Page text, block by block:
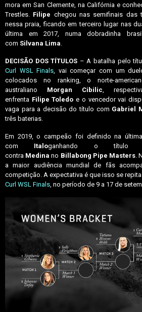
mora em San Clemente, na Califórnia e
Trestles. Filipe chegou nas semifinais das
nessa praia, ficando em terceiro lugar nas
última em 2017, numa dobradinha
com Silvana Lima.
DECISÃO DOS TÍTULOS – A batalha pelo
Curl WSL Finals, vai começar com um
colocados no ranking, o norte-
australiano Morgan Cibilic,
enfrenta Filipe Toledo e o vencedor vai
vaga para a decisão do título com Gabriel
três baterias.
Em 2019, o campeão foi definido na
com Italoganhando o título
contra Medina no Billabong Pipe Masters.
a maior audiência mundial de fãs
competição. A expectativa é que isso se
Curl WSL Finals, no período de 9 a 17 de